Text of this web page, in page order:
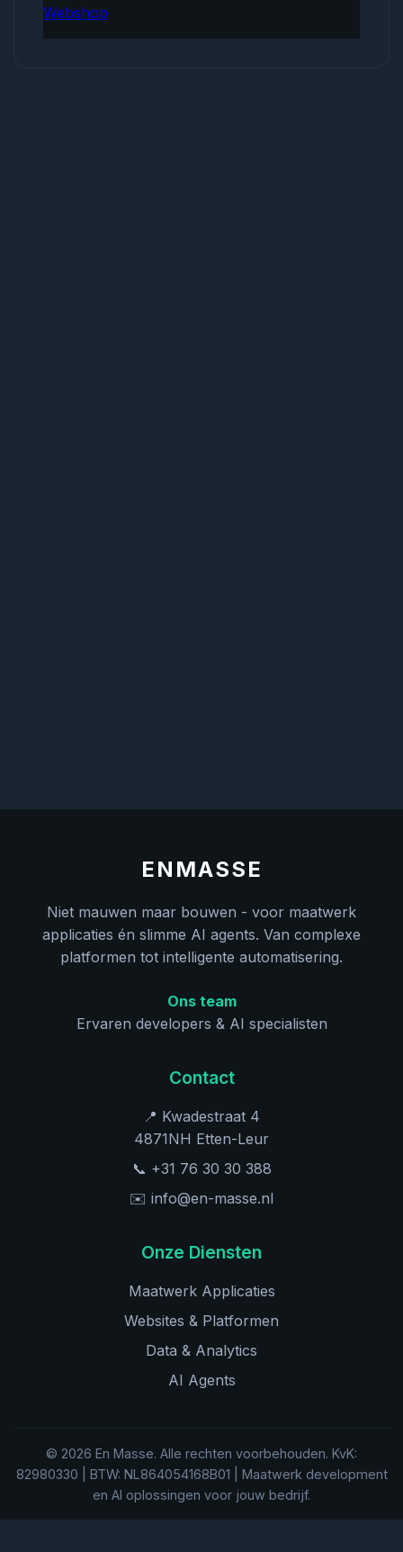
Webshop
ENMASSE
Niet mauwen maar bouwen - voor maatwerk
applicaties én slimme AI agents. Van complexe
platformen tot intelligente automatisering.
Ons team
Ervaren developers & AI specialisten
Contact
📍 Kwadestraat 4
4871NH Etten-Leur
📞 +31 76 30 30 388
✉️ info@en-masse.nl
Onze Diensten
Maatwerk Applicaties
Websites & Platformen
Data & Analytics
AI Agents
© 2026 En Masse. Alle rechten voorbehouden. KvK:
82980330 | BTW: NL864054168B01 | Maatwerk development
en AI oplossingen voor jouw bedrijf.